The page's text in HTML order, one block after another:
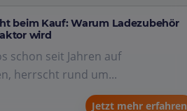
beim Kauf: Warum Ladezubehör
wird
schon seit Jahren auf
herrscht rund um...
Jetzt mehr erfahren